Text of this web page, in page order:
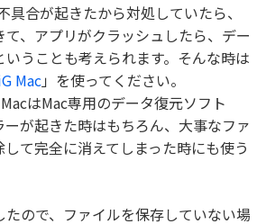
具合が起きたから対処していたら、
、アプリがクラッシュしたら、デー
うことも考えられます。そんな時は
Mac」を使ってください。
はMac専用のデータ復元ソフト
が起きた時はもちろん、大事なファ
て完全に消えてしまった時にも使う
ので、ファイルを保存していない場